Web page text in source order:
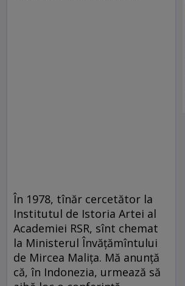
În 1978, tînăr cercetător la
Institutul de Istoria Artei al
Academiei RSR, sînt chemat
la Ministerul Învăţămîntului
de Mircea Maliţa. Mă anunţă
că, în Indonezia, urmează să